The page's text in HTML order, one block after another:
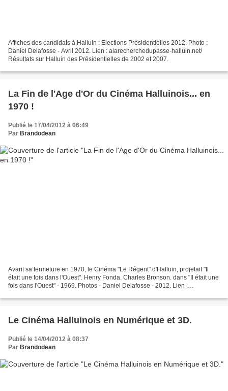
Affiches des candidats à Halluin : Elections Présidentielles 2012. Photo :
Daniel Delafosse - Avril 2012. Lien : alarecherchedupasse-halluin.net/
Résultats sur Halluin des Présidentielles de 2002 et 2007.
La Fin de l'Age d'Or du Cinéma Halluinois... en
1970 !
Publié le 17/04/2012 à 06:49
Par Brandodean
Avant sa fermeture en 1970, le Cinéma "Le Régent" d'Halluin, projetait "Il
était une fois dans l'Ouest". Henry Fonda. Charles Bronson. dans "Il était une
fois dans l'Ouest" - 1969. Photos - Daniel Delafosse - 2012. Lien :
Le Cinéma Halluinois en Numérique et 3D.
Publié le 14/04/2012 à 08:37
Par Brandodean